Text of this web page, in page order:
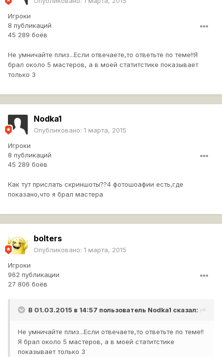
Игроки
8 публикаций
45 289 боёв
Не умничайте плиз...Если отвечаете,то ответьте по теме!!Я
брал около 5 мастеров, а в моей статитстике показывает
только 3
Nodka1
Опубликовано: 1 марта, 2015
Игроки
8 публикаций
45 289 боёв
Как тут прислать скриншоты??4 фотошоафии есть,где
показано,что я брал мастера
bolters
Опубликовано: 1 марта, 2015
Игроки
962 публикации
27 806 боёв
В 01.03.2015 в 14:57 пользователь Nodka1 сказал:
Не умничайте плиз...Если отвечаете,то ответьте по теме!!
Я брал около 5 мастеров, а в моей статитстике
показывает только 3